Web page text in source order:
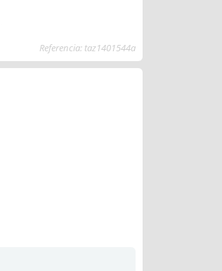
Referencia: taz1401544a